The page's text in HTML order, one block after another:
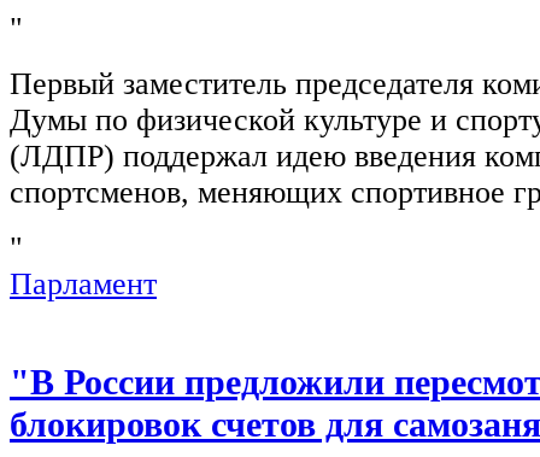
"
Первый заместитель председателя
Думы по физической культуре и
(ЛДПР) поддержал идею введения
спортсменов, меняющих спортивное
"
Парламент
"В России предложили
блокировок счетов для